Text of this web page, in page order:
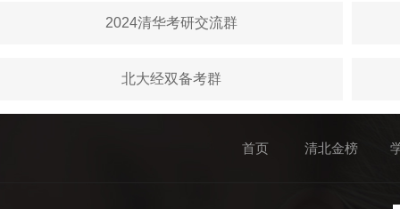
2024清华考研交流群
北大经双备考群
首页 清北金榜